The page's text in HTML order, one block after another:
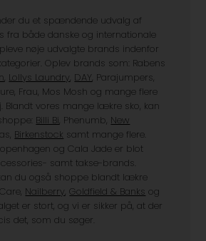
du et spændende udvalg af
fra både danske og internationale
nøje udvalgte brands indenfor
Oplev brands som: Rabens
, Lollys Laundry, DAY, Parajumpers,
Frau, Mos Mosh og mange flere
Blandt vores mange lækre sko, kan
Billi Bi, Phenumb, New
Birkenstock samt mange flere.
og Cala Jade er blot
samt takse-brands.
du også shoppe blandt lækre
Nailberry,Goldfield & Banks og
er stort, og vi er sikker på, at der
det, som du søger.